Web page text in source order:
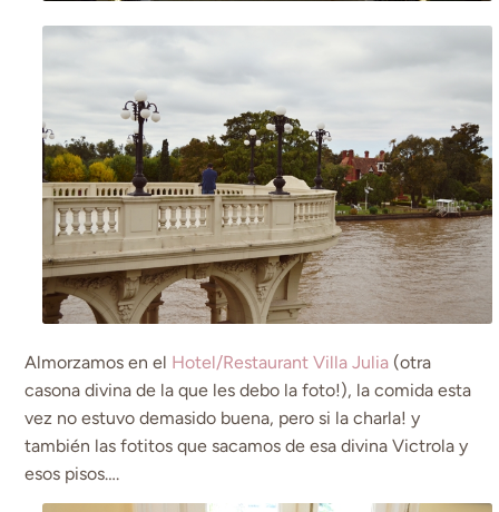
Almorzamos en el Hotel/Restaurant Villa Julia (otra
casona divina de la que les debo la foto!), la comida esta
vez no estuvo demasido buena, pero si la charla! y
también las fotitos que sacamos de esa divina Victrola y
esos pisos….